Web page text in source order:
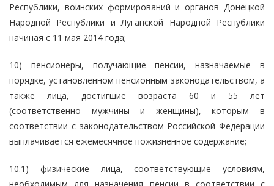
Республики, воинских формирований и органов Донецкой
Народной Республики и Луганской Народной Республики
начиная с 11 мая 2014 года;
10) пенсионеры, получающие пенсии, назначаемые в
порядке, установленном пенсионным законодательством, а
также лица, достигшие возраста 60 и 55 лет
(соответственно мужчины и женщины), которым в
соответствии с законодательством Российской Федерации
выплачивается ежемесячное пожизненное содержание;
10.1) физические лица, соответствующие условиям,